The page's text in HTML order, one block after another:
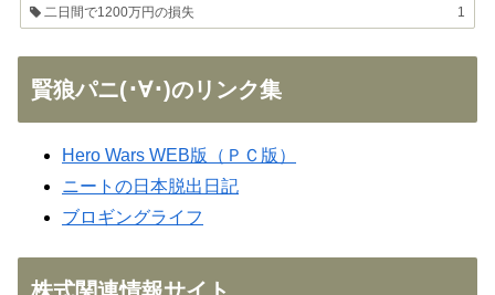
二日間で1200万円の損失 1
賢狼パニ(･∀･)のリンク集
Hero Wars WEB版（ＰＣ版）
ニートの日本脱出日記
ブロギングライフ